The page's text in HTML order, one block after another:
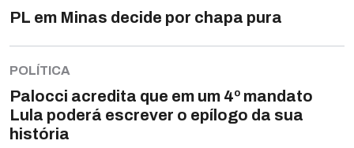
PL em Minas decide por chapa pura
POLÍTICA
Palocci acredita que em um 4º mandato
Lula poderá escrever o epílogo da sua
história